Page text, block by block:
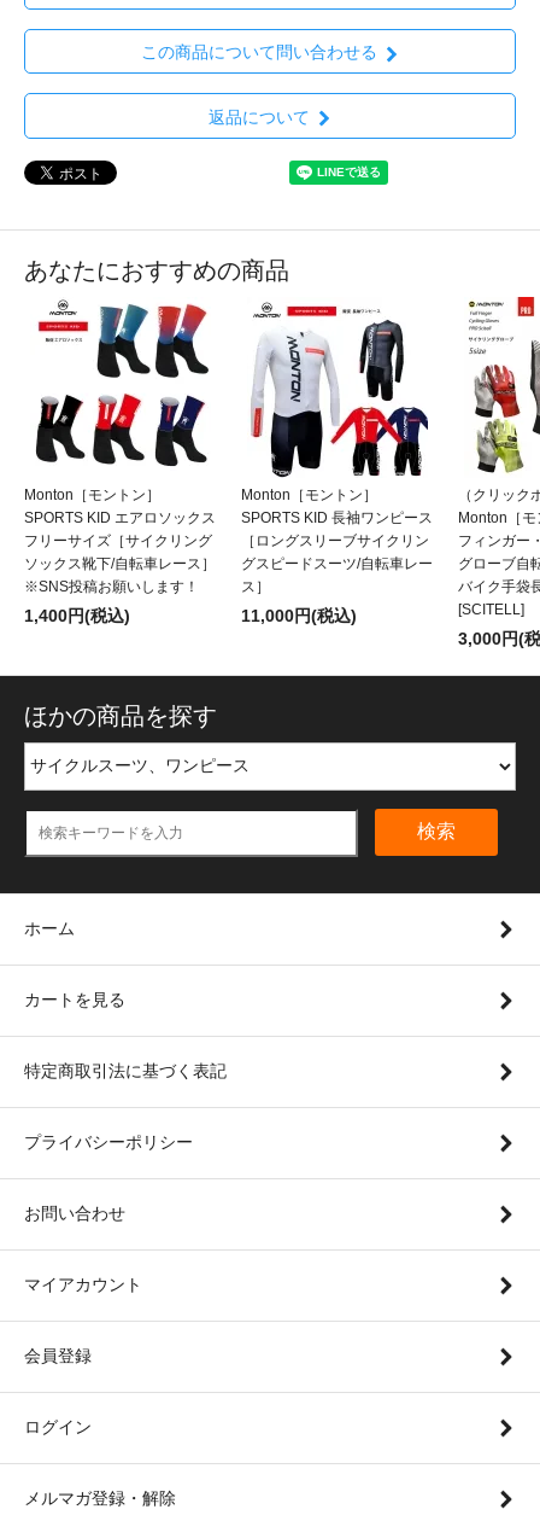
この商品について問い合わせる
返品について
あなたにおすすめの商品
Monton［モントン］
SPORTS KID エアロソックス
フリーサイズ［サイクリング
ソックス靴下/自転車レース］
※SNS投稿お願いします！
1,400円(税込)
Monton［モントン］
SPORTS KID 長袖ワンピース
［ロングスリーブサイクリン
グスピードスーツ/自転車レー
ス］
11,000円(税込)
（クリック
Monton［
フィンガー
グローブ自
バイク手袋
[SCITELL]
3,000円(
ほかの商品を探す
検索
ホーム
カートを見る
特定商取引法に基づく表記
プライバシーポリシー
お問い合わせ
マイアカウント
会員登録
ログイン
メルマガ登録・解除